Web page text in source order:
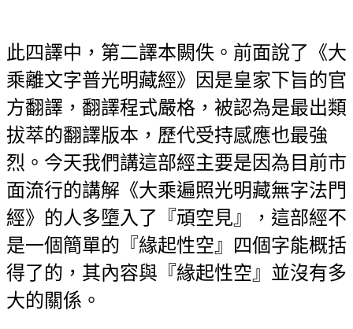
此四譯中，第二譯本闕佚。前面說了《大
乘離文字普光明藏經》因是皇家下旨的官
方翻譯，翻譯程式嚴格，被認為是最出類
拔萃的翻譯版本，歷代受持感應也最強
烈。今天我們講這部經主要是因為目前市
面流行的講解《大乘遍照光明藏無字法門
經》的人多墮入了『頑空見』，這部經不
是一個簡單的『緣起性空』四個字能概括
得了的，其內容與『緣起性空』並沒有多
大的關係。